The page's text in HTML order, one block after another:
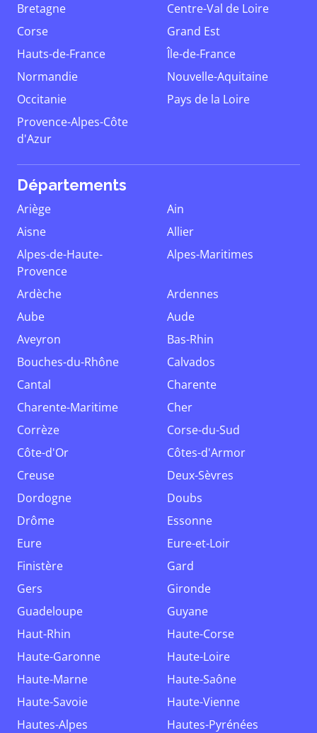
Bretagne
Centre-Val de Loire
Corse
Grand Est
Hauts-de-France
Île-de-France
Normandie
Nouvelle-Aquitaine
Occitanie
Pays de la Loire
Provence-Alpes-Côte
d'Azur
Départements
Ariège
Ain
Aisne
Allier
Alpes-de-Haute-
Provence
Alpes-Maritimes
Ardèche
Ardennes
Aube
Aude
Aveyron
Bas-Rhin
Bouches-du-Rhône
Calvados
Cantal
Charente
Charente-Maritime
Cher
Corrèze
Corse-du-Sud
Côte-d'Or
Côtes-d'Armor
Creuse
Deux-Sèvres
Dordogne
Doubs
Drôme
Essonne
Eure
Eure-et-Loir
Finistère
Gard
Gers
Gironde
Guadeloupe
Guyane
Haut-Rhin
Haute-Corse
Haute-Garonne
Haute-Loire
Haute-Marne
Haute-Saône
Haute-Savoie
Haute-Vienne
Hautes-Alpes
Hautes-Pyrénées